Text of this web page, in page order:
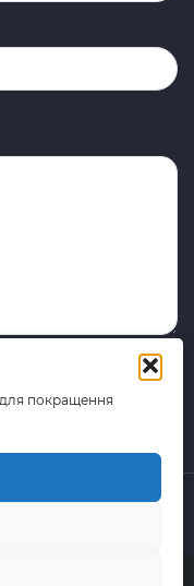
покращення
Portal Express